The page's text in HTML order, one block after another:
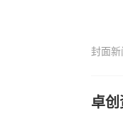
封面新
卓